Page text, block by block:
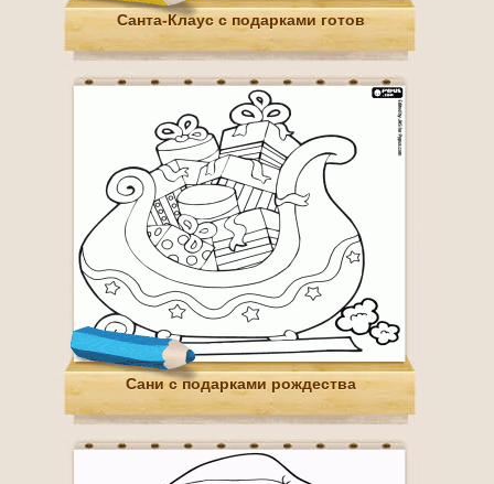
Санта-Клаус с подарками готов
Сани с подарками рождества